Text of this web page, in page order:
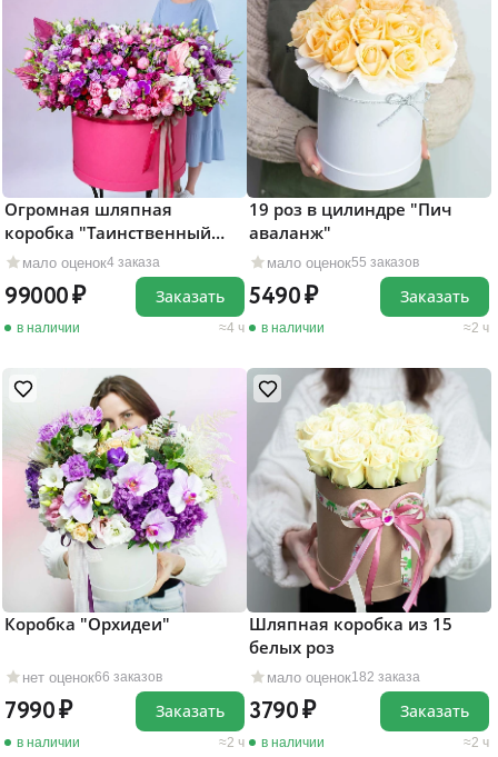
мало оценок4 заказа
Огромная шляпная
коробка "Таинственный
сад"
99000
в наличии 4 ч
Заказать
мало оценок55 заказов
19 роз в цилиндре "Пич
аваланж"
5490
в наличии 2 ч
Заказать
нет оценок66 заказов
Коробка "Орхидеи"
7990
в наличии 2 ч
Заказать
мало оценок182 заказа
Шляпная коробка из 15
белых роз
3790
в наличии 2 ч
Заказать